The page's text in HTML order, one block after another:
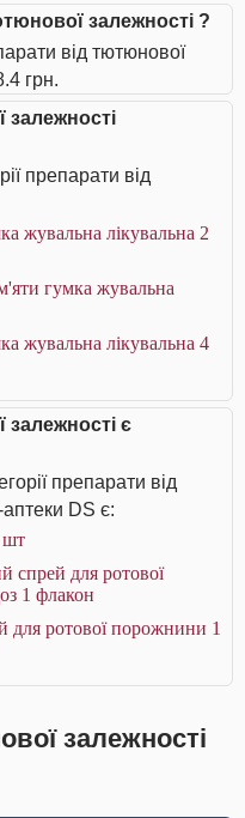
залежності ?
від тютюнової
грн.
залежності
препарати від
жувальна лікувальна 2
гумка жувальна
жувальна лікувальна 4
залежності є
препарати від
DS є:
шт
спрей для ротової
1 флакон
для ротової порожнини 1
залежності